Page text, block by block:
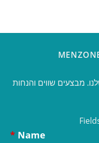
מבצעים שווים והנחות
Name
*